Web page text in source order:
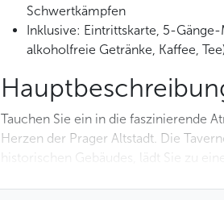
Schwertkämpfen
Inklusive: Eintrittskarte, 5-
alkoholfreie Getränke, Kaffee,
Tauchen Sie ein in die faszinierende
Herzen der Prager Altstadt. Die
historischen Gebäudes, lädt Sie zu